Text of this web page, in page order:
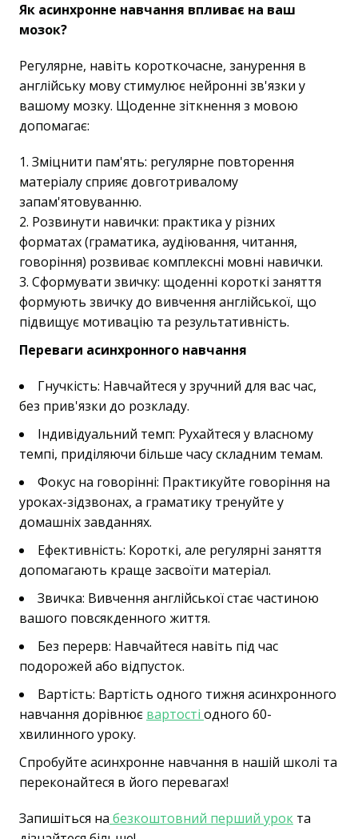
Як асинхронне навчання впливає на ваш
мозок?
Регулярне, навіть короткочасне, занурення в
англійську мову стимулює нейронні зв'язки у
вашому мозку. Щоденне зіткнення з мовою
допомагає:
Зміцнити пам'ять: регулярне повторення
матеріалу сприяє довготривалому
запам'ятовуванню.
Розвинути навички: практика у різних
форматах (граматика, аудіювання, читання,
говоріння) розвиває комплексні мовні навички.
Сформувати звичку: щоденні короткі заняття
формують звичку до вивчення англійської, що
підвищує мотивацію та результативність.
Переваги асинхронного навчання
Гнучкість: Навчайтеся у зручний для вас час,
без прив'язки до розкладу.
Індивідуальний темп: Рухайтеся у власному
темпі, приділяючи більше часу складним темам.
Фокус на говорінні: Практикуйте говоріння на
уроках-зідзвонах, а граматику тренуйте у
домашніх завданнях.
Ефективність: Короткі, але регулярні заняття
допомагають краще засвоїти матеріал.
Звичка: Вивчення англійської стає частиною
вашого повсякденного життя.
Без перерв: Навчайтеся навіть під час
подорожей або відпусток.
Вартість: Вартість одного тижня асинхронного
навчання дорівнює вартості одного 60-
хвилинного уроку.
Спробуйте асинхронне навчання в нашій школі та
переконайтеся в його перевагах!
Запишіться на безкоштовний перший урок та